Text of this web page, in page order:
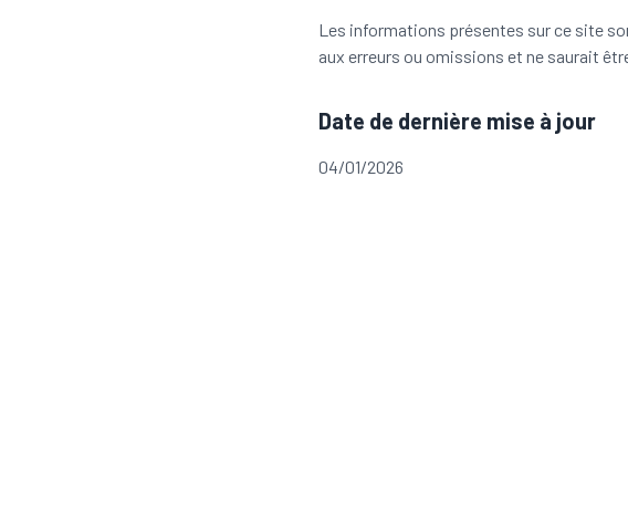
Les informations présentes sur ce site
aux erreurs ou omissions et ne saurait
Date de dernière mise à jour
04/01/2026